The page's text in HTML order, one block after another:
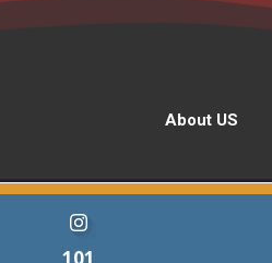
About US
101